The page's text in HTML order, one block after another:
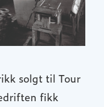
solgt til Tour
fikk